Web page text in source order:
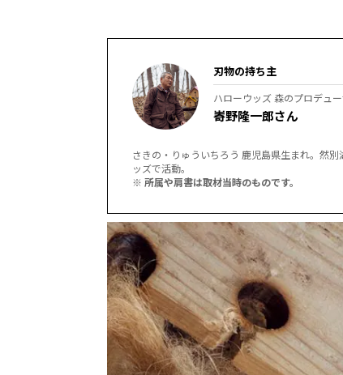
刃物の持ち主
ハローウッズ 森のプロデュ
㟢野隆一郎さん
さきの・りゅういちろう 鹿児島県生まれ。然
ッズで活動。
※ 所属や肩書は取材当時のものです。